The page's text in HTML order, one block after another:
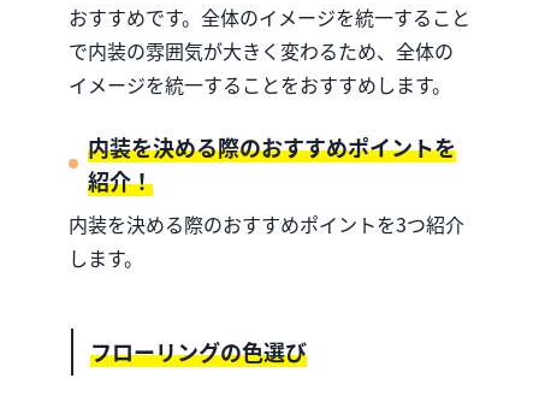
おすすめです。全体のイメージを統一すること
で内装の雰囲気が大きく変わるため、全体の
イメージを統一することをおすすめします。
内装を決める際のおすすめポイントを
紹介！
内装を決める際のおすすめポイントを3つ紹介
します。
フローリングの色選び